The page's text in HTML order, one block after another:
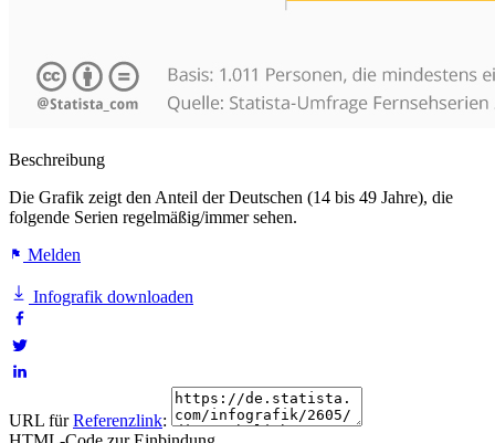
Beschreibung
Die Grafik zeigt den Anteil der Deutschen (14 bis 49 Jahre), die
folgende Serien regelmäßig/immer sehen.
Melden
Infografik downloaden
URL fürReferenzlink: